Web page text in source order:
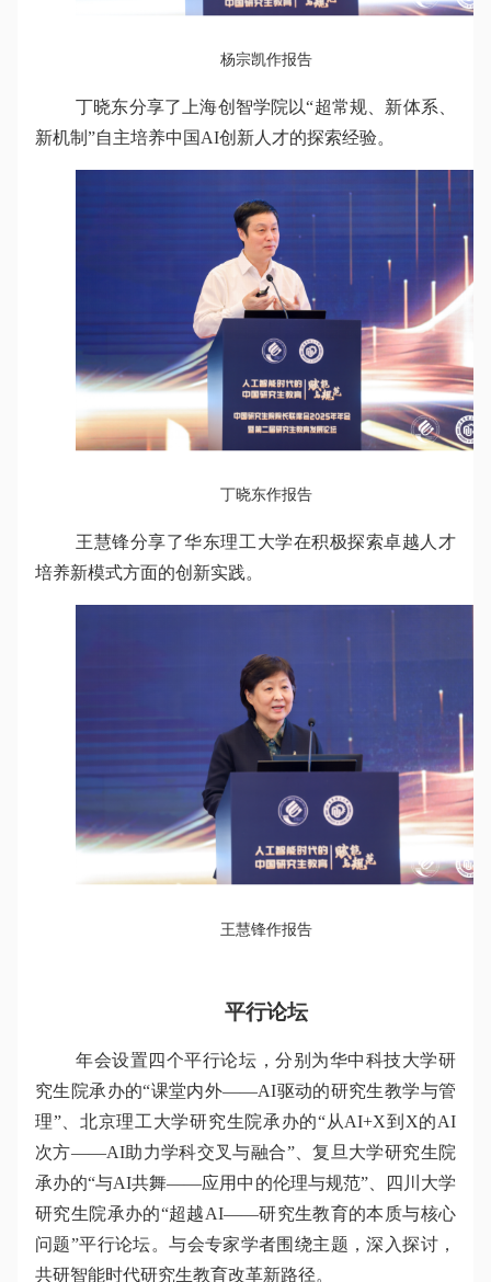
杨宗凯作报告
丁晓东分享了上海创智学院以“超常规、新体系、
新机制”自主培养中国AI创新人才的探索经验。
丁晓东作报告
王慧锋分享了华东理工大学在积极探索卓越人才
培养新模式方面的创新实践。
王慧锋作报告
平行论坛
年会设置四个平行论坛，分别为华中科技大学研
究生院承办的“课堂内外——AI驱动的研究生教学与管
理”、北京理工大学研究生院承办的“从AI+X到X的AI
次方——AI助力学科交叉与融合”、复旦大学研究生院
承办的“与AI共舞——应用中的伦理与规范”、四川大学
研究生院承办的“超越AI——研究生教育的本质与核心
问题”平行论坛。与会专家学者围绕主题，深入探讨，
共研智能时代研究生教育改革新路径。